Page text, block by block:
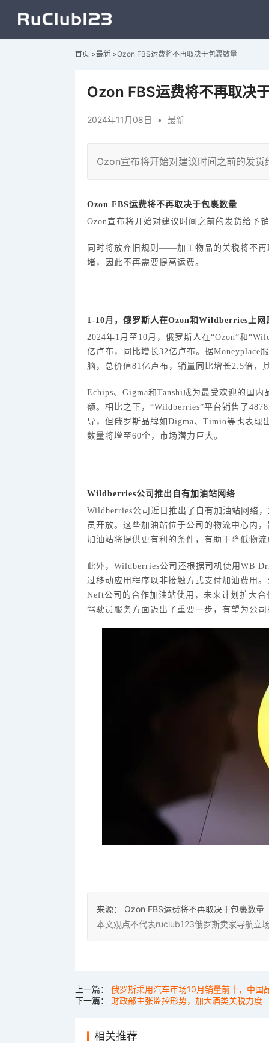
首页 >最新 >Ozon FBS运费将不再取决于包裹数量
Ozon FBS运费将不再取决
2024年11月08日 • 最新
Ozon宣布将开始对建议时间之前的发
Ozon FBS运费将不再取决于包裹数量
Ozon宣布将开始对建议时间之前的发货给予
同时将放弃旧规则 ——加工物品的关税将不再
堵，因此不再需要提高运费。
1-10月，俄罗斯人在Ozon和Wildberries上网
2024年1月至10月，俄罗斯人在“Ozon”和
亿卢布，同比增长32亿卢布。据Moneyplace
脑，总价值81亿卢布，销量同比增长2.5倍，
Echips、Gigma和Tanshi成为最受欢迎的国
额。相比之下，“Wildberries”平台销售了
导，但俄罗斯品牌如Digma、Timio等也表现
数量将增至60个，市场潜力巨大。
Wildberries公司推出自有加油站网络
Wildberries公司近日推出了自有加油站网络
员开放。这些加油站位于公司的物流中心内
加油站将提供更有利的条件，有助于降低物
此外， Wildberries公司还根据司机使用WB
过移动应用程序以非接触方式支付加油费用
Neft公司的合作加油站使用，未来计划扩大
驾驶员服务方面迈出了重要一步，有望为公
来源：
Ozon FBS运费将不再取决于包裹数量
本文观点不代表ruclub123俄罗斯卖家导航立
上一篇： 俄罗斯乘用汽车市场10月销量前十，中国
下一篇： 财政部主张监控形势，加大酒类关税力度
相关推荐